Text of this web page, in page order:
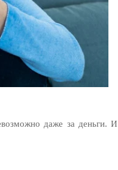
даже за деньги. И